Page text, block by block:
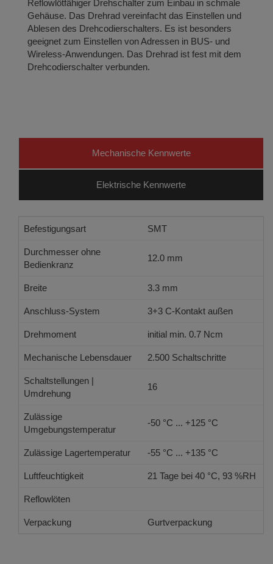
Reflowlötfähiger Drehschalter zum Einbau in schmale
Gehäuse. Das Drehrad vereinfacht das Einstellen und
Ablesen des Drehcodierschalters. Es ist besonders
geeignet zum Einstellen von Adressen in BUS- und
Wireless-Anwendungen. Das Drehrad ist fest mit dem
Drehcodierschalter verbunden.
Mechanische Kennwerte
Elektrische Kennwerte
Befestigungsart SMT
Durchmesser ohne
Bedienkranz
12.0 mm
Breite 3.3 mm
Anschluss-System 3+3 C-Kontakt außen
Drehmoment initial min. 0.7 Ncm
Mechanische Lebensdauer 2.500 Schaltschritte
Schaltstellungen |
Umdrehung
16
Zulässige
Umgebungstemperatur
-50 °C ... +125 °C
Zulässige Lagertemperatur -55 °C ... +135 °C
Luftfeuchtigkeit 21 Tage bei 40 °C, 93 %RH
Reflowlöten
Verpackung Gurtverpackung